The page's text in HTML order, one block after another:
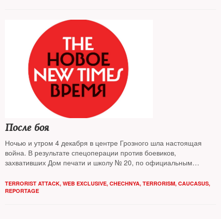
После боя
Ночью и утром 4 декабря в центре Грозного шла настоящая
война. В результате спецоперации против боевиков,
захвативших Дом печати и школу № 20, по официальным
TERRORIST ATTACK, WEB EXCLUSIVE, CHECHNYA, TERRORISM, CAUCASUS,
REPORTAGE